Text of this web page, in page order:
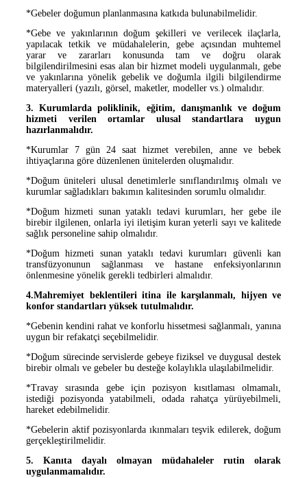
*Gebeler doğumun planlanmasına katkıda bulunabilmelidir.
*Gebe ve yakınlarının doğum şekilleri ve verilecek ilaçlarla,
yapılacak tetkik ve müdahalelerin, gebe açısından muhtemel
yarar ve zararları konusunda tam ve doğru olarak
bilgilendirilmesini esas alan bir hizmet modeli uygulanmalı, gebe
ve yakınlarına yönelik gebelik ve doğumla ilgili bilgilendirme
materyalleri (yazılı, görsel, maketler, modeller vs.) olmalıdır.
3. Kurumlarda poliklinik, eğitim, danışmanlık ve doğum
hizmeti verilen ortamlar ulusal standartlara uygun
hazırlanmalıdır.
*Kurumlar 7 gün 24 saat hizmet verebilen, anne ve bebek
ihtiyaçlarına göre düzenlenen ünitelerden oluşmalıdır.
*Doğum üniteleri ulusal denetimlerle sınıflandırılmış olmalı ve
kurumlar sağladıkları bakımın kalitesinden sorumlu olmalıdır.
*Doğum hizmeti sunan yataklı tedavi kurumları, her gebe ile
birebir ilgilenen, onlarla iyi iletişim kuran yeterli sayı ve kalitede
sağlık personeline sahip olmalıdır.
*Doğum hizmeti sunan yataklı tedavi kurumları güvenli kan
transfüzyonunun sağlanması ve hastane enfeksiyonlarının
önlenmesine yönelik gerekli tedbirleri almalıdır.
4.Mahremiyet beklentileri itina ile karşılanmalı, hijyen ve
konfor standartları yüksek tutulmalıdır.
*Gebenin kendini rahat ve konforlu hissetmesi sağlanmalı, yanına
uygun bir refakatçi seçebilmelidir.
*Doğum sürecinde servislerde gebeye fiziksel ve duygusal destek
birebir olmalı ve gebeler bu desteğe kolaylıkla ulaşılabilmelidir.
*Travay sırasında gebe için pozisyon kısıtlaması olmamalı,
istediği pozisyonda yatabilmeli, odada rahatça yürüyebilmeli,
hareket edebilmelidir.
*Gebelerin aktif pozisyonlarda ıkınmaları teşvik edilerek, doğum
gerçekleştirilmelidir.
5. Kanıta dayalı olmayan müdahaleler rutin olarak
uygulanmamalıdır.